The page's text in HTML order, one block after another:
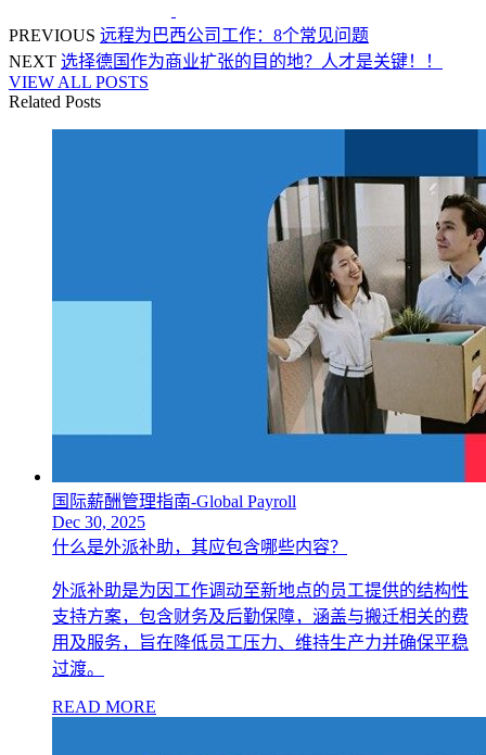
PREVIOUS 远程为巴西公司工作：8个常见问题
NEXT 选择德国作为商业扩张的目的地？人才是关键！！
VIEW ALL POSTS
Related Posts
国际薪酬管理指南-Global Payroll
Dec 30, 2025
什么是外派补助，其应包含哪些内容？
外派补助是为因工作调动至新地点的员工提供的结构性
支持方案，包含财务及后勤保障，涵盖与搬迁相关的费
用及服务，旨在降低员工压力、维持生产力并确保平稳
过渡。
READ MORE